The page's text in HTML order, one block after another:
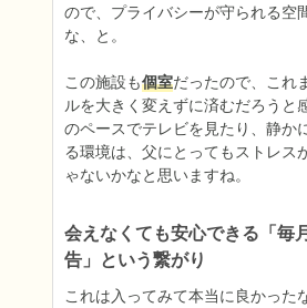
ので、プライバシーが守られる空
な、と。
この施設も個室だったので、これ
ルを大きく変えずに済むだろうと
のペースでテレビを見たり、静か
る環境は、父にとってもストレス
ゃないかなと思いますね。
会えなくても安心できる「毎
告」という繋がり
これは入ってみて本当に良かった